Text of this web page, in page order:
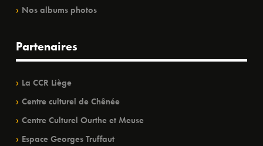
Nos albums photos
Partenaires
La CCR Liège
Centre culturel de Chênée
Centre Culturel Ourthe et Meuse
Espace Georges Truffaut